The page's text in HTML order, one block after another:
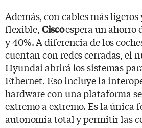
Además, con cables más
flexible,Ciscoespera un ahorro
y 40%. A diferencia de los
cuentan con redes cerradas, el
Hyundai abrirá los sistemas
Ethernet. Eso incluye la
hardware con una plataforma
extremo a extremo. Es la única
autonomía total y permitir las